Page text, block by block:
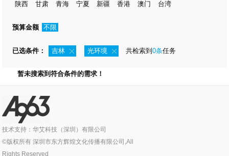
陕西
甘肃 青海 宁夏 新疆 香港 澳门 台湾
预算金额 不限
已选条件： 吉林 光环境 共检索到0条任务
暂未搜索到符合条件的需求！
技术支持：华艾科技（深圳）有限公司
©版权所有 深圳市东方辉煌文化传播有限公司,All
Rights Reserved